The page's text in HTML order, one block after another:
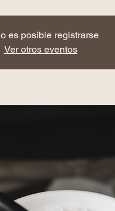
es posible registrarse
Ver otros eventos